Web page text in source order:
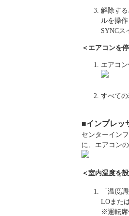
解除す
ルを操
SYNCス
＜エアコンを
エアコ
すべて
■インプレッ
センターイン
に、エアコン
＜室内温度を
「温度
LOまた
※運転席